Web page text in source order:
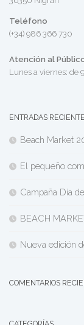
Teléfono
(+34) 986 366 730
Atención al
Lunes a viernes: de
ENTRADAS
Beach Market
El pequeño
Campaña Día
BEACH
Nueva edición
COMENTARIOS